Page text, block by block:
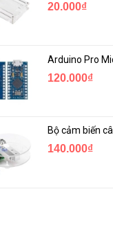
20.000₫
120.000₫
140.000₫